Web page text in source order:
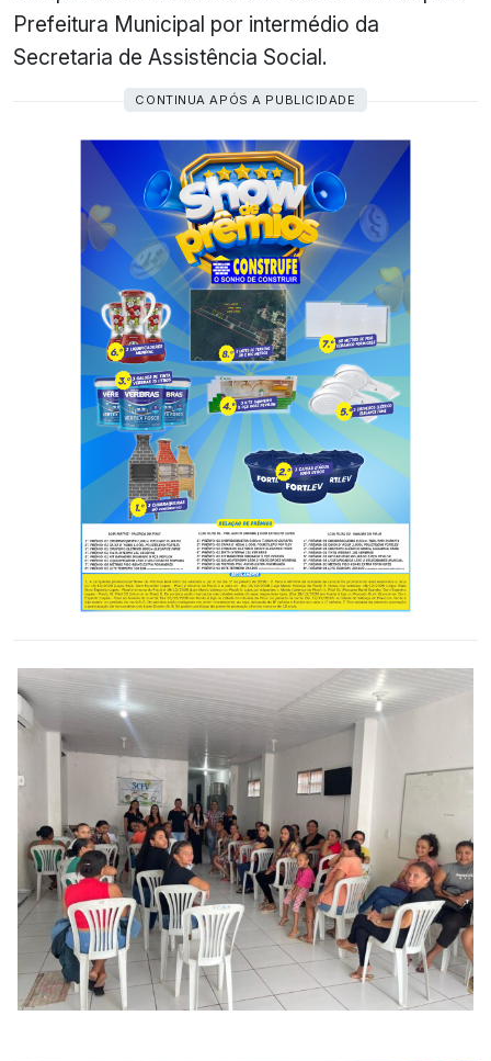
Prefeitura Municipal por intermédio da
Secretaria de Assistência Social.
CONTINUA APÓS A PUBLICIDADE